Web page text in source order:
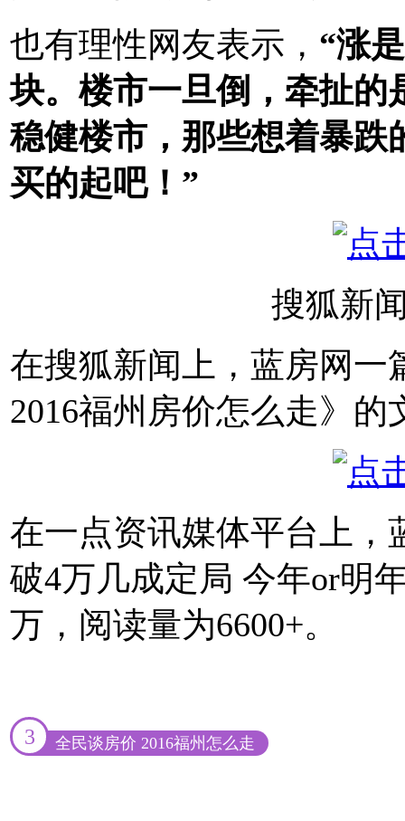
也有理性网友表示， “涨
块。楼市一旦倒，牵扯的
稳健楼市，那些想着暴跌
买的起吧！”
搜狐新
在搜狐新闻上，蓝房网一
2016福州房价怎么走》的
在一点资讯媒体平台上，
破4万几成定局 今年or明
万，阅读量为6600+。
3 全民谈房价 2016福州怎么走